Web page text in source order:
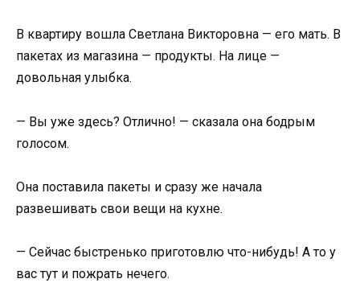
В квартиру вошла Светлана Викторовна — его мать. В
пакетах из магазина — продукты. На лице —
довольная улыбка.
— Вы уже здесь? Отлично! — сказала она бодрым
голосом.
Она поставила пакеты и сразу же начала
развешивать свои вещи на кухне.
— Сейчас быстренько приготовлю что-нибудь! А то у
вас тут и пожрать нечего.